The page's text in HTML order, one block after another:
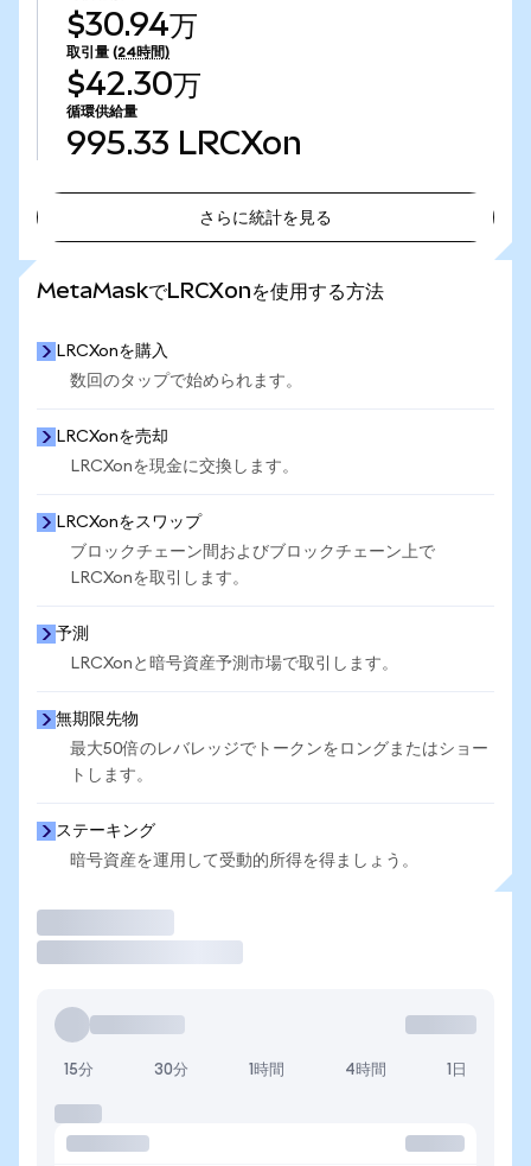
$30.94万
取引量 (24時間)
$42.30万
循環供給量
995.33 LRCXon
さらに統計を見る
MetaMaskでLRCXonを使用する方法
LRCXonを購入
数回のタップで始められます。
LRCXonを売却
LRCXonを現金に交換します。
LRCXonをスワップ
ブロックチェーン間およびブロックチェーン上で
LRCXonを取引します。
予測
LRCXonと暗号資産予測市場で取引します。
無期限先物
最大50倍のレバレッジでトークンをロングまたはショー
トします。
ステーキング
暗号資産を運用して受動的所得を得ましょう。
15分 30分 1時間 4時間 1日